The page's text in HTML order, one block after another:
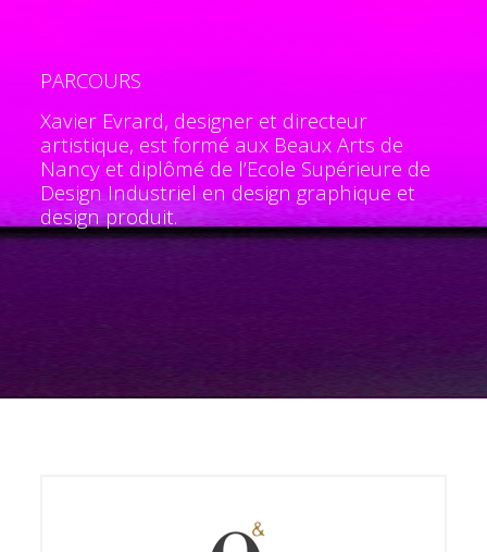
PARCOURS
Xavier Evrard, designer et directeur
artistique, est formé aux Beaux Arts de
Nancy et diplômé de l’Ecole Supérieure de
Design Industriel en design graphique et
design produit.